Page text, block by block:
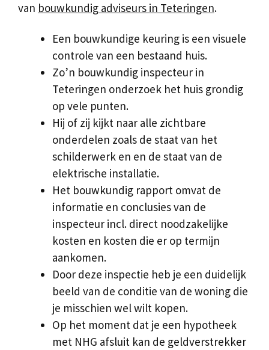
van bouwkundig adviseurs in Teteringen.
Een bouwkundige keuring is een visuele
controle van een bestaand huis.
Zo’n bouwkundig inspecteur in
Teteringen onderzoek het huis grondig
op vele punten.
Hij of zij kijkt naar alle zichtbare
onderdelen zoals de staat van het
schilderwerk en en de staat van de
elektrische installatie.
Het bouwkundig rapport omvat de
informatie en conclusies van de
inspecteur incl. direct noodzakelijke
kosten en kosten die er op termijn
aankomen.
Door deze inspectie heb je een duidelijk
beeld van de conditie van de woning die
je misschien wel wilt kopen.
Op het moment dat je een hypotheek
met NHG afsluit kan de geldverstrekker